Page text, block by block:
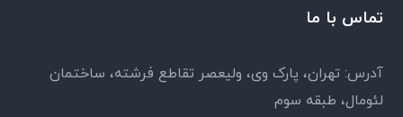
تماس با ما
آدرس: تهران، پارک وی، ولیعصر تقاطع فرشته، ساختمان
لئومال، طبقه سوم